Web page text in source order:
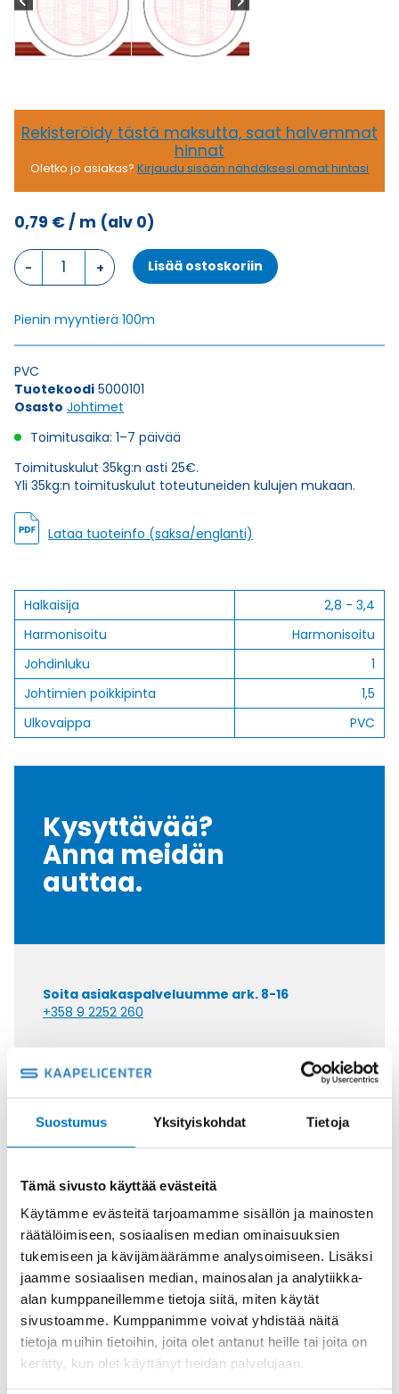
Suostumus Yksityiskohdat Tietoja
Tämä sivusto käyttää evästeitä
Käytämme evästeitä tarjoamamme sisällön ja mainosten
räätälöimiseen, sosiaalisen median ominaisuuksien
tukemiseen ja kävijämäärämme analysoimiseen. Lisäksi
jaamme sosiaalisen median, mainosalan ja analytiikka-
alan kumppaneillemme tietoja siitä, miten käytät
sivustoamme. Kumppanimme voivat yhdistää näitä
tietoja muihin tietoihin, joita olet antanut heille tai joita on
kerätty, kun olet käyttänyt heidän palvelujaan.
Rekisteröidy tästä maksutta, saat halvemmat
hinnat
Oletko jo asiakas? Kirjaudu sisään nähdäksesi omat hintasi
0,79 €/ m (alv 0)
Johdin
H07V-
VALKOINEN
1X1,5
määrä
Lisää ostoskoriin
Pienin myyntierä 100m
PVC
Tuotekoodi 5000101
Osasto Johtimet
Toimitusaika: 1–7 päivää
Toimituskulut 35kg:n asti 25€.
Yli 35kg:n toimituskulut toteutuneiden kulujen mukaan.
Lataa tuoteinfo (saksa/englanti)
Halkaisija
2,8 - 3,4
Harmonisoitu
Harmonisoitu
Johdinluku
1
Johtimien poikkipinta
1,5
Ulkovaippa
PVC
Kysyttävää?
Anna meidän
auttaa.
Soita asiakaspalveluumme ark. 8-16
+358 9 2252 260
myynti@kaapelicenter.fi
Saman kaapelin eri versiot
Johdin (H)07V-K,
MUSTA/VALKOINEN 1X1,5
Johdin (H)07V-K,
VALKOINEN/PUNAINEN 1X1,5